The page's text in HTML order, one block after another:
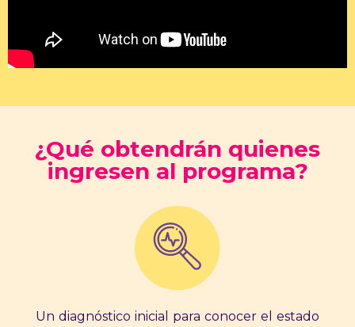
¿Qué obtendrán quienes
ingresen al programa?
Un diagnóstico inicial para conocer el estado